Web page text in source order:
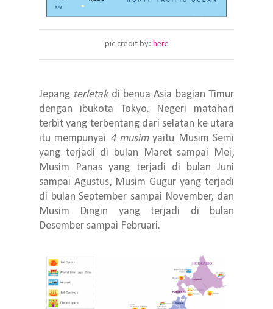
pic credit by: here
Jepang terletakdi benua Asia bagian Timur
dengan ibukota Tokyo. Negeri matahari
terbit yang terbentang dari selatan ke utara
itu mempunyai 4 musimyaitu Musim Semi
yang terjadi di bulan Maret sampai Mei,
Musim Panas yang terjadi di bulan Juni
sampai Agustus, Musim Gugur yang terjadi
di bulan September sampai November, dan
Musim Dingin yang terjadi di bulan
Desember sampai Februari.